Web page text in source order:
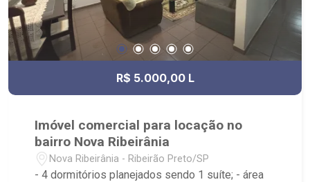
R$ 5.000,00 L
Imóvel comercial para locação no
bairro Nova Ribeirânia
Nova Ribeirânia - Ribeirão Preto/SP
- 4 dormitórios planejados sendo 1 suíte; - área